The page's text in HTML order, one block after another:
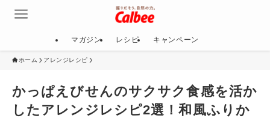
マガジン レシピ キャンペーン
ホーム アレンジレシピ
かっぱえびせんのサクサク食感を活か
したアレンジレシピ2選！和風ふりか